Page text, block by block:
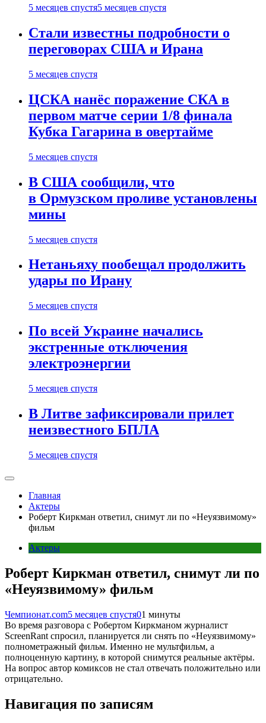
5 месяцев спустя5 месяцев спустя
Стали известны подробности о
переговорах США и Ирана
5 месяцев спустя
ЦСКА нанёс поражение СКА в
первом матче серии 1/8 финала
Кубка Гагарина в овертайме
5 месяцев спустя
В США сообщили, что
в Ормузском проливе установлены
мины
5 месяцев спустя
Нетаньяху пообещал продолжить
удары по Ирану
5 месяцев спустя
По всей Украине начались
экстренные отключения
электроэнергии
5 месяцев спустя
В Литве зафиксировали прилет
неизвестного БПЛА
5 месяцев спустя
Главная
Актеры
Роберт Киркман ответил, снимут ли по «Неуязвимому»
фильм
Актеры
Роберт Киркман ответил, снимут ли по
«Неуязвимому» фильм
Чемпионат.com5 месяцев спустя01 минуты
Во время разговора с Робертом Киркманом журналист
ScreenRant спросил, планируется ли снять по «Неуязвимому»
полнометражный фильм. Именно не мультфильм, а
полноценную картину, в которой снимутся реальные актёры.
На вопрос автор комиксов не стал отвечать положительно или
отрицательно.
Навигация по записям